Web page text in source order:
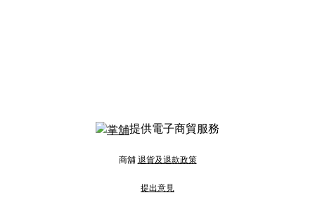
提供電子商貿服務
商舖 退貨及退款政策
提出意見